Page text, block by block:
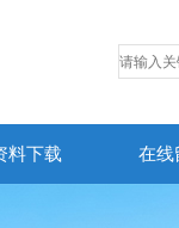
料下载 在线